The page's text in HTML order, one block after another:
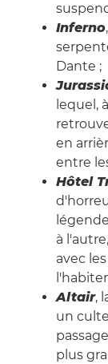
Inferno
Dante ;
lequel,
en
entre
Hôtel
à
avec
Altair,
un
plus